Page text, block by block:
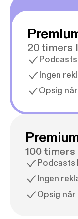
20 timers
Ingen
Opsig
100
Podcasts
Ingen
Opsig når